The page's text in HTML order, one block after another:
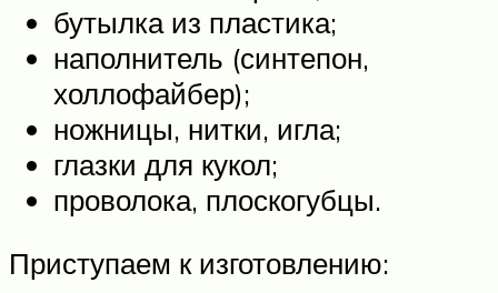
бутылка из пластика;
наполнитель (синтепон,
холлофайбер);
ножницы, нитки, игла;
глазки для кукол;
проволока, плоскогубцы.
Приступаем к изготовлению: